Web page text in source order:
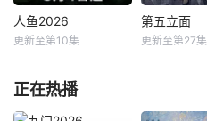
人鱼2026
更新至第10集
第五立面
更新至第27集
正在热播